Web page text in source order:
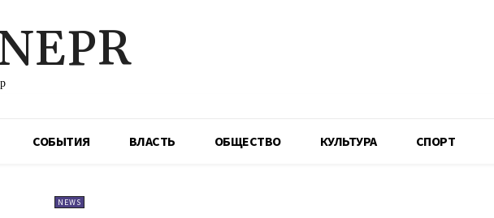
СОБЫТИЯ ВЛАСТЬ ОБЩЕСТВО КУЛЬТУРА СПОРТ
NEWS